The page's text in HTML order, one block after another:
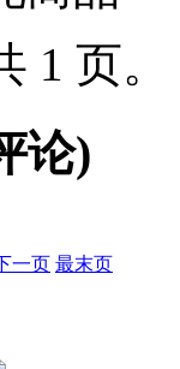
1 页。
论)
一页 最末页